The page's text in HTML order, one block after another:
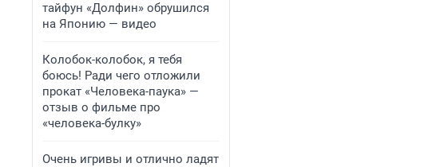
тайфун «Долфин» обрушился
на Японию — видео
Колобок-колобок, я тебя
боюсь! Ради чего отложили
прокат «Человека-паука» —
отзыв о фильме про
«человека-булку»
Очень игривы и отлично ладят